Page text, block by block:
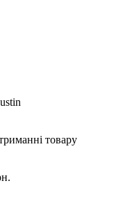
товару